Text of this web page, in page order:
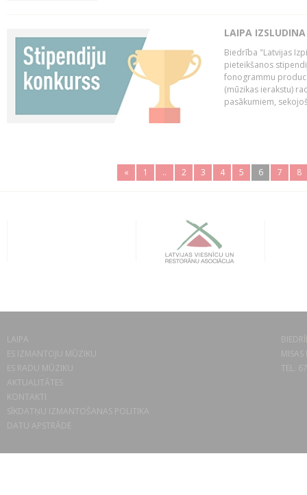
LAIPA
Biedrība "Latvijas
pieteikšanos
fonogrammu
(mūzikas ierakstu)
pasākumiem,
« 1 .. 2 3 4 5 6 7 8
LAIPA
ES IZMANTOJU MŪZIKU
ES RADU MŪZIKU
AKTUALITĀTES
KONTAKTI
SĪKDATŅU IZMANTOŠANAS POLITIKA
DATU APSTRĀDE
TEL.